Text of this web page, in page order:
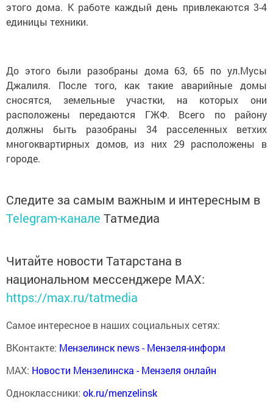
этого дома. К работе каждый день привлекаются 3-4
единицы техники.
До этого были разобраны дома 63, 65 по ул.Мусы
Джалиля. После того, как такие аварийные домы
сносятся, земельные участки, на которых они
расположены передаются ГЖФ. Всего по району
должны быть разобраны 34 расселенных ветхих
многоквартирных домов, из них 29 расположены в
городе.
Следите за самым важным и интересным в
Telegram-канале Татмедиа
Читайте новости Татарстана в
национальном мессенджере MАХ:
https://max.ru/tatmedia
Самое интересное в наших социальных сетях:
ВКонтакте: Мензелинск news - Мензеля-информ
MAX: Новости Мензелинска - Мензеля онлайн
Одноклассники: ok.ru/menzelinsk